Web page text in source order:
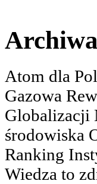
Atom dla
Gazowa
Globalizacji
środowiska
Ranking
Wiedza to